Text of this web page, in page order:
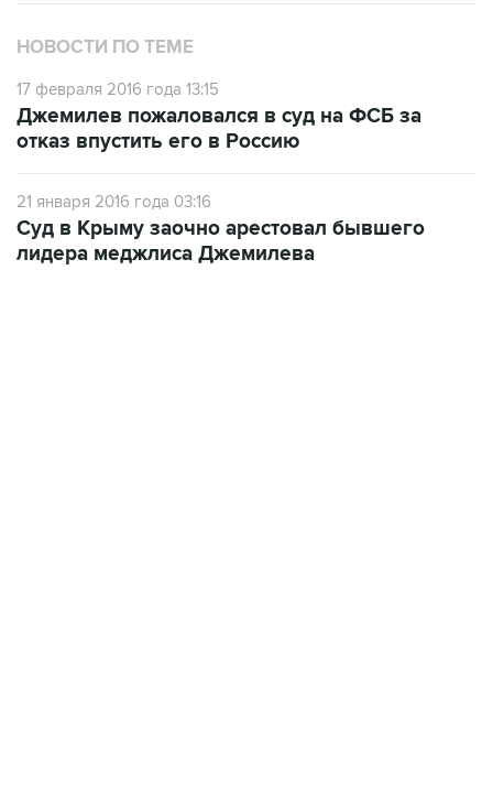
НОВОСТИ ПО ТЕМЕ
17 февраля 2016 года 13:15
Джемилев пожаловался в суд на ФСБ за
отказ впустить его в Россию
21 января 2016 года 03:16
Суд в Крыму заочно арестовал бывшего
лидера меджлиса Джемилева